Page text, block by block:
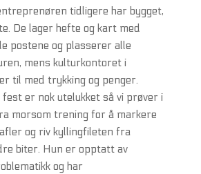
tidligere har bygget,
De lager hefte og kart med
postene og plasserer alle
mens kulturkontoret i
til med trykking og penger.
er nok utelukket så vi prøver i
morsom trening for å markere
og riv kyllingfileten fra
biter. Hun er opptatt av
og har